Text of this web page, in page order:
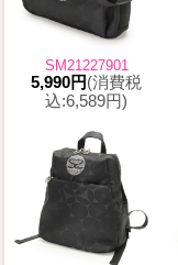
SM21227901
5,990円(消費税
込:6,589円)